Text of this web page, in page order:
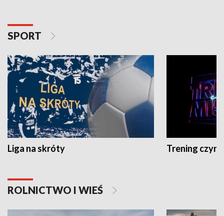
SPORT
Liga na skróty Trening czyni
ROLNICTWO I WIEŚ